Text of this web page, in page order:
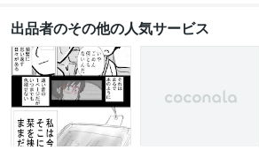
出品者のその他の人気サービス